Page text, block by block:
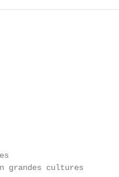
grandes cultures